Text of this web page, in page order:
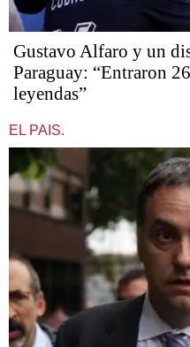
Gustavo Alfaro y un
Paraguay: “Entraron
leyendas”
EL PAIS.